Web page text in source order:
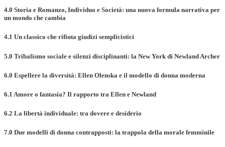
4.0 Storia e Romanzo, Individuo e Società: una nuova formula narrativa per
un mondo che cambia
4.1 Un classico che rifiuta giudizi semplicistici
5.0 Tribalismo sociale e silenzi disciplinanti: la New York di Newland Archer
6.0 Espellere la diversità: Ellen Olenska e il modello di donna moderna
6.1 Amore o fantasia? Il rapporto tra Ellen e Newland
6.2 La libertà individuale: tra dovere e desiderio
7.0 Due modelli di donna contrapposti: la trappola della morale femminile